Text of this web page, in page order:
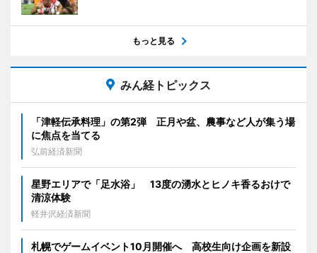
もっと見る
みん経トピックス
「津軽伝承料理」の第2弾 正月や盆、農事など人が集う場
に焦点を当てる
弘前経済新聞
星野エリアで「足水浴」 13度の湧水とヒノキ香るおけで
清涼体験
軽井沢経済新聞
札幌でゲームイベント10月開催へ 高校生向け企画を新設